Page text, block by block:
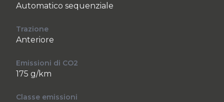
Automatico sequenziale
Trazione
Anteriore
Emissioni di CO2
175 g/km
Classe emissioni